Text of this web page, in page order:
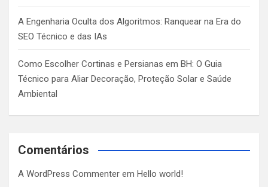
A Engenharia Oculta dos Algoritmos: Ranquear na Era do
SEO Técnico e das IAs
Como Escolher Cortinas e Persianas em BH: O Guia
Técnico para Aliar Decoração, Proteção Solar e Saúde
Ambiental
Comentários
A WordPress Commenter em Hello world!